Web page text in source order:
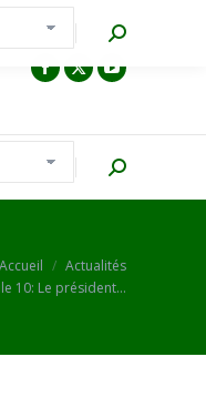
Recherche
Accueil
Actualités
10: Le président…
Recherche